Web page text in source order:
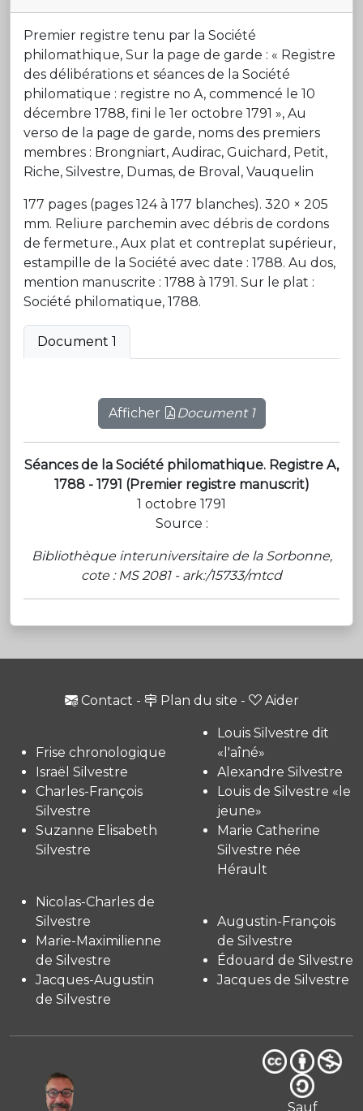
Premier registre tenu par la Société
philomathique, Sur la page de garde : « Registre
des délibérations et séances de la Société
philomatique : registre no A, commencé le 10
décembre 1788, fini le 1er octobre 1791 », Au
verso de la page de garde, noms des premiers
membres : Brongniart, Audirac, Guichard, Petit,
Riche, Silvestre, Dumas, de Broval, Vauquelin
177 pages (pages 124 à 177 blanches). 320 × 205
mm. Reliure parchemin avec débris de cordons
de fermeture., Aux plat et contreplat supérieur,
estampille de la Société avec date : 1788. Au dos,
mention manuscrite : 1788 à 1791. Sur le plat :
Société philomatique, 1788.
Document 1
Afficher Document 1
Séances de la Société philomathique. Registre A,
1788 - 1791 (Premier registre manuscrit)
1 octobre 1791
Source :
Bibliothèque interuniversitaire de la Sorbonne,
cote : MS 2081 - ark:/15733/mtcd
Contact - Plan du site - Aider
Frise chronologique
Israël Silvestre
Charles-François
Silvestre
Suzanne Elisabeth
Silvestre
Louis Silvestre dit
«l'aîné»
Alexandre Silvestre
Louis de Silvestre «le
jeune»
Marie Catherine
Silvestre née
Hérault
Nicolas-Charles de
Silvestre
Marie-Maximilienne
de Silvestre
Jacques-Augustin
de Silvestre
Augustin-François
de Silvestre
Édouard de Silvestre
Jacques de Silvestre
Sauf